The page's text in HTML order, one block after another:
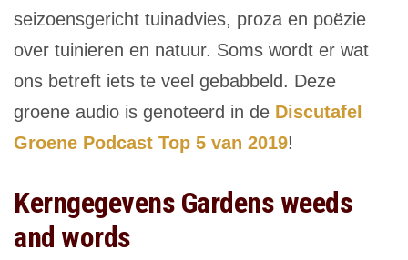
seizoensgericht tuinadvies, proza en poëzie
over tuinieren en natuur. Soms wordt er wat
ons betreft iets te veel gebabbeld. Deze
groene audio is genoteerd in de Discutafel
Groene Podcast Top 5 van 2019!
Kerngegevens Gardens weeds
and words